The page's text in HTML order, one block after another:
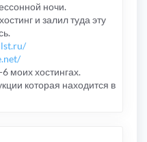
ночи.
и залил туда эту
моих хостингах.
которая находится в